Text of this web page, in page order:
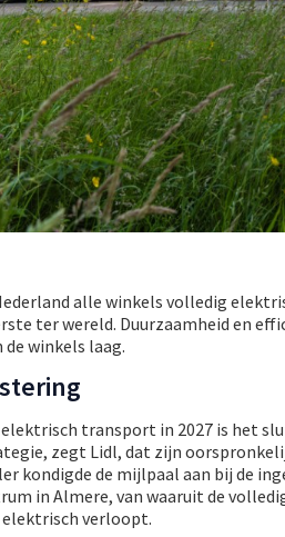
alle winkels volledig
ter wereld. Duurzaamheid en
winkels laag.
elektrisch transport in 2027 is het
zegt Lidl, dat zijn
kondigde de mijlpaal aan bij de
in Almere, van waaruit de
elektrisch verloopt.